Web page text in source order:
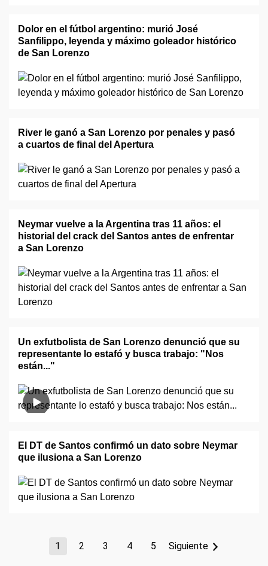
Dolor en el fútbol argentino: murió José
Sanfilippo, leyenda y máximo goleador histórico
de San Lorenzo
River le ganó a San Lorenzo por penales y pasó
a cuartos de final del Apertura
Neymar vuelve a la Argentina tras 11 años: el
historial del crack del Santos antes de enfrentar
a San Lorenzo
Un exfutbolista de San Lorenzo denunció que su
representante lo estafó y busca trabajo: "Nos
están..."
El DT de Santos confirmó un dato sobre Neymar
que ilusiona a San Lorenzo
1 2 3 4 5 Siguiente